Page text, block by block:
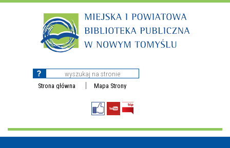
Strona główna Mapa Strony